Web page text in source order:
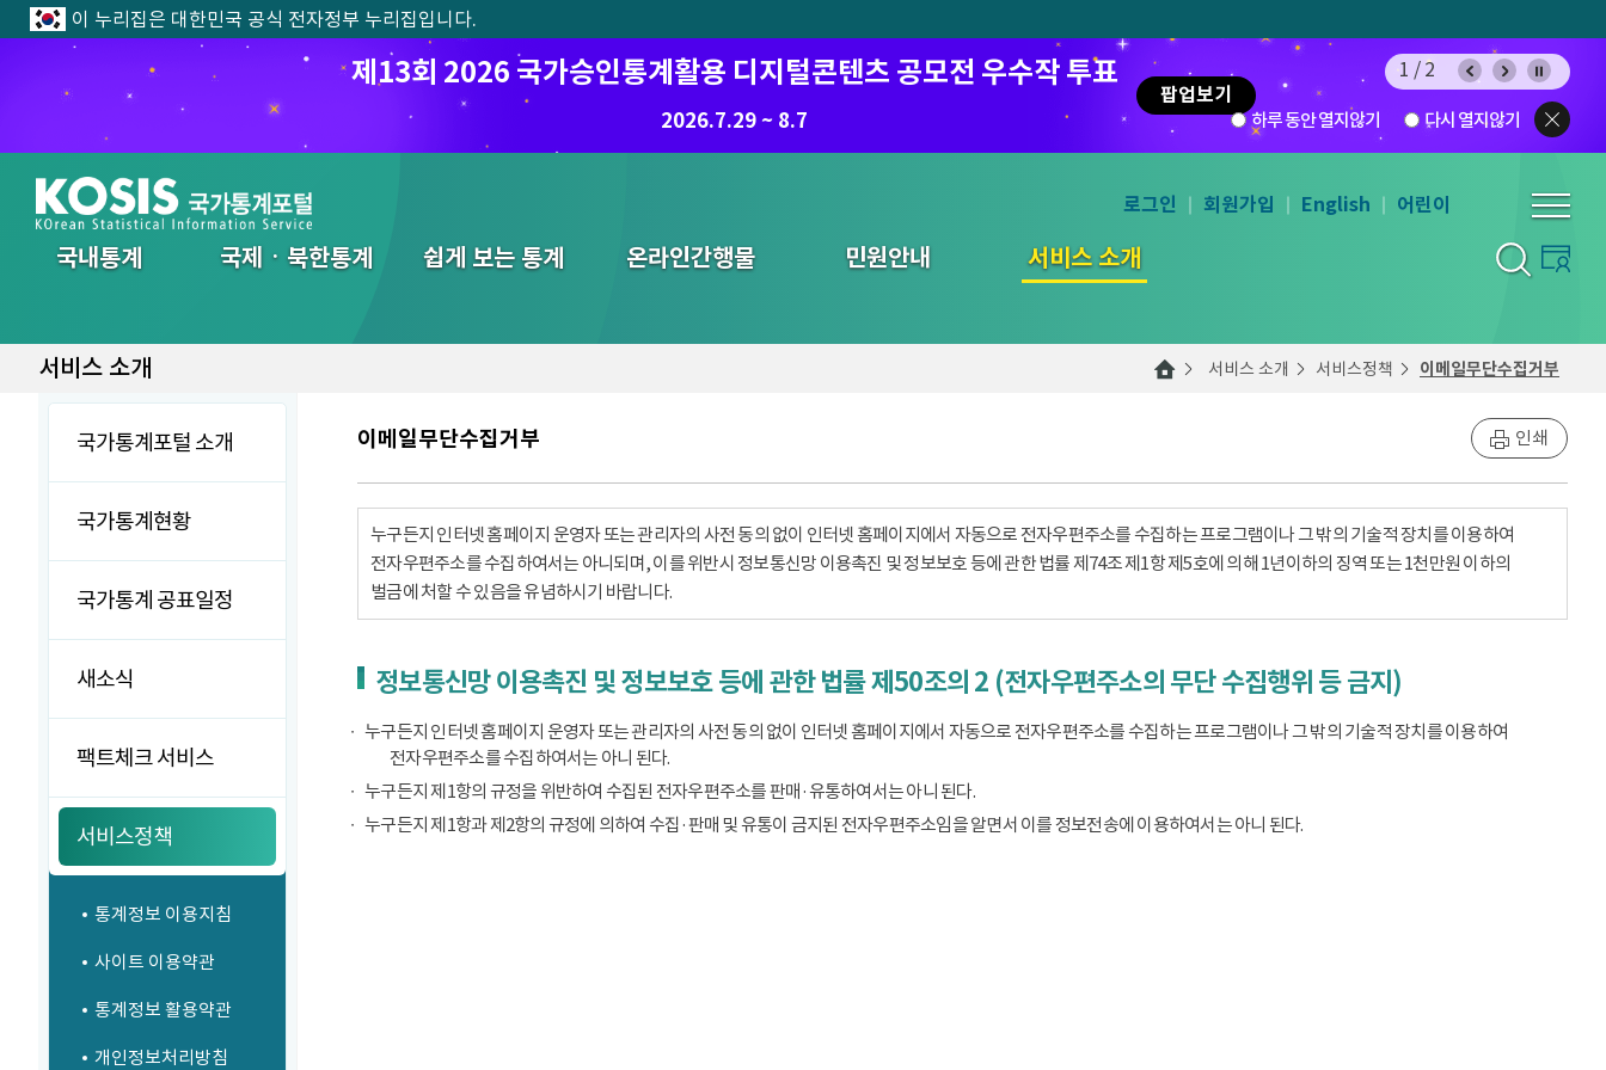
이 누리집은 대한민국 공식 전자정부 누리집입니다.
제13회 2026 국가승인통계활용 디지털콘텐츠 공모전 우수작 투표
2026.7.29 ~ 8.7
팝업보기
8.7.(금) ~ 8.21.(금)
1/2
하루 동안 열지않기 다시 열지않기
국내통계 국제ㆍ북한통계 쉽게 보는 통계 온라인간행물 민원안내 서비스 소개
통합검색
로그인 회원가입 English 어린이
서비스 소개 서비스 소개 서비스정책 이메일무단수집거부
국가통계포털 소개
국가통계현황
국가통계 공표일정
새소식
팩트체크 서비스
서비스정책
통계정보 이용지침
사이트 이용약관
통계정보 활용약관
개인정보처리방침
이메일무단수집거부 인쇄
누구든지 인터넷 홈페이지 운영자 또는 관리자의 사전 동의 없이 인터넷 홈페이지에서 자동으로 전자우편주소를 수집하는 프로그램이나 그 밖의 기술적 장치를 이용하여
전자우편주소를 수집하여서는 아니되며, 이를 위반시 정보통신망 이용촉진 및 정보보호 등에 관한 법률 제74조 제1항 제5호에 의해 1년이하의 징역 또는 1천만원 이하의
벌금에 처할 수 있음을 유념하시기 바랍니다.
정보통신망 이용촉진 및 정보보호 등에 관한 법률 제50조의 2 (전자우편주소의 무단 수집행위 등 금지)
누구든지 인터넷 홈페이지 운영자 또는 관리자의 사전 동의 없이 인터넷 홈페이지에서 자동으로 전자우편주소를 수집하는 프로그램이나 그 밖의 기술적 장치를 이용하여
전자우편주소를 수집하여서는 아니 된다.
누구든지 제1항의 규정을 위반하여 수집된 전자우편주소를 판매·유통하여서는 아니 된다.
누구든지 제1항과 제2항의 규정에 의하여 수집·판매 및 유통이 금지된 전자우편주소임을 알면서 이를 정보전송에 이용하여서는 아니 된다.